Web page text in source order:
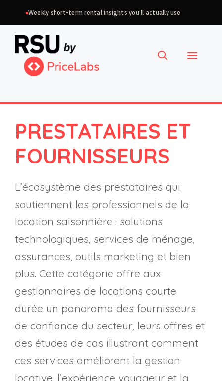
au
contenu
Weekly short-term rental insights you’ll actually use
Choisir
une
langue
Menu
PRESTATAIRES ET
FOURNISSEURS
L’écosystème des prestataires qui
soutiennent les professionnels de la
location saisonnière : solutions
technologiques, services de ménage,
assurances, outils marketing et bien
plus. Cette catégorie offre aux
gestionnaires de locations courte
durée un panorama des fournisseurs
de confiance du secteur, leurs offres et
des études de cas illustrant comment
ces services améliorent la gestion
locative, l’expérience voyageur et la